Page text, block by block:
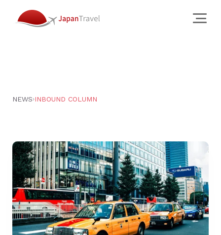
クリエイティブ スタジオ
Services
Works
Why
News
NEWS INBOUND COLUMN